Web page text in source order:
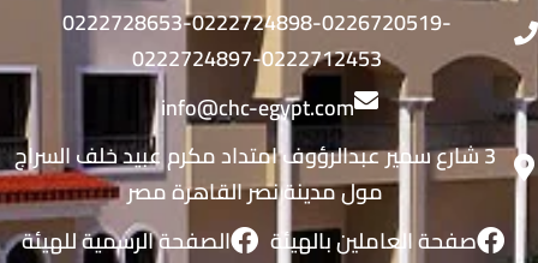
0222728653-0222724898-0226720519-
0222724897-0222712453
info@chc-egypt.com
3 شارع سمير عبدالرؤوف امتداد مكرم عبيد خلف السراج
مول مدينة نصر القاهرة مصر
صفحة العاملين بالهيئة
الصفحة الرسمية للهيئة